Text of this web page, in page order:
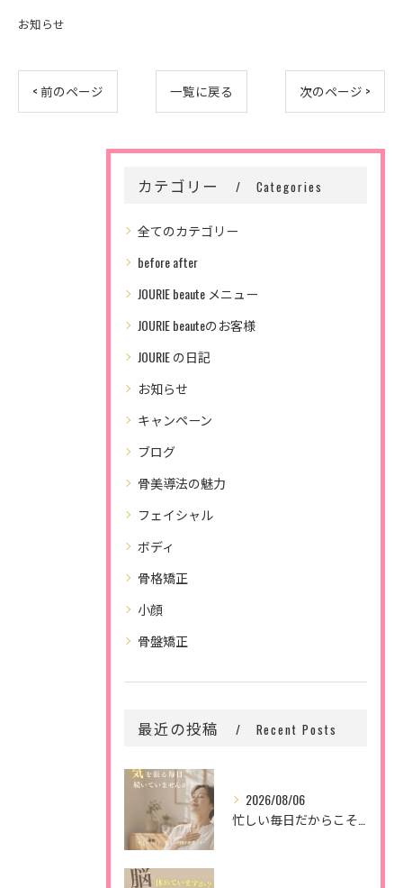
お知らせ
< 前のページ 一覧に戻る 次のページ >
カテゴリー Categories
全てのカテゴリー
before after
JOURIE beaute メニュー
JOURIE beauteのお客様
JOURIE の日記
お知らせ
キャンペーン
ブログ
骨美導法の魅力
フェイシャル
ボディ
骨格矯正
小顔
骨盤矯正
最近の投稿 Recent Posts
2026/08/06